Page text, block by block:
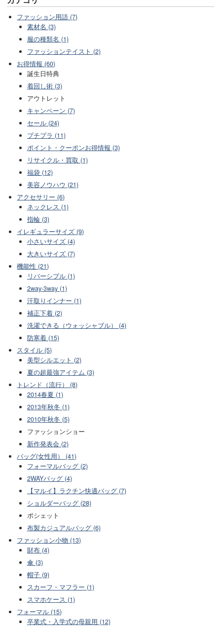
ファッション用語 (7)
素材名 (3)
服の種類名 (1)
ファッションテイスト (2)
お得情報 (60)
誕生日特典
着回し術 (3)
アウトレット
キャンペーン (7)
セール (24)
プチプラ (11)
ポイント・クーポンお得情報 (3)
リサイクル・買取 (1)
福袋 (12)
美容ノウハウ (21)
アクセサリー (6)
ネックレス (1)
指輪 (3)
イレギュラーサイズ (9)
小さいサイズ (4)
大きいサイズ (7)
機能性 (21)
リバーシブル (1)
2way-3way (1)
汗取りインナー (1)
補正下着 (2)
洗濯できる（ウォッシャブル） (4)
防寒着 (15)
スタイル (5)
美型シルエット (2)
夏の超最強アイテム (3)
トレンド（流行） (8)
2014春夏 (1)
2013年秋冬 (1)
2010年秋冬 (5)
ファッションショー
新作発表会 (2)
バッグ(女性用） (41)
フォーマルバッグ (2)
2WAYバッグ (4)
【マルイ】ラクチン快適バッグ (7)
ショルダーバッグ (28)
ポシェット
布製カジュアルバッグ (6)
ファッション小物 (13)
財布 (4)
傘 (3)
帽子 (9)
スカーフ・マフラー (1)
スマホケース (1)
フォーマル (15)
卒業式・入学式の母親用 (12)